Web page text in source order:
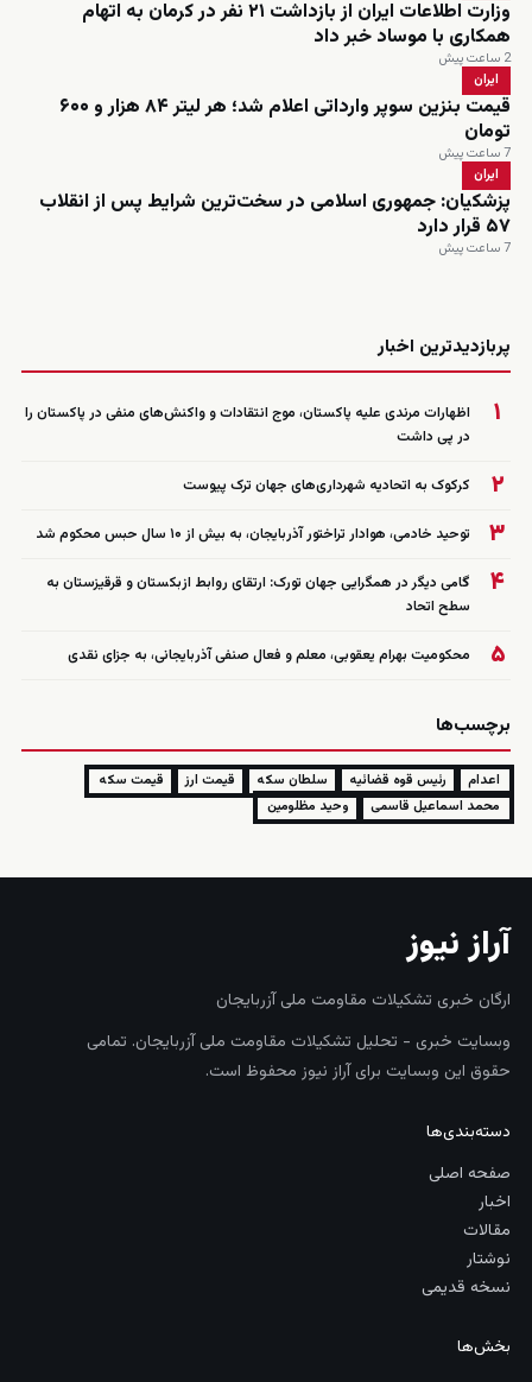
وزارت اطلاعات ایران از بازداشت ۲۱ نفر در کرمان به اتهام
همکاری با موساد خبر داد
2 ساعت پیش
ایران
قیمت بنزین سوپر وارداتی اعلام شد؛ هر لیتر ۸۴ هزار و ۶۰۰
تومان
7 ساعت پیش
ایران
پزشکیان: جمهوری اسلامی در سخت‌ترین شرایط پس از انقلاب
۵۷ قرار دارد
7 ساعت پیش
پربازدیدترین اخبار
۱
اظهارات مرندی علیه پاکستان، موج انتقادات و واکنش‌های منفی در پاکستان را
در پی داشت
۲ کرکوک به اتحادیه شهرداری‌های جهان ترک پیوست
۳ توحید خادمی، هوادار تراختور آذربایجان، به بیش از ۱۰ سال حبس محکوم شد
۴
گامی دیگر در همگرایی جهان تورک: ارتقای روابط ازبکستان و قرقیزستان به
سطح اتحاد
۵ محکومیت بهرام یعقوبی، معلم و فعال صنفی آذربایجانی، به جزای نقدی
برچسب‌ها
اعدام رئیس قوه قضائیه سلطان سکه قیمت ارز
قیمت سکه
محمد اسماعیل قاسمی
وحید مظلومین
آراز نیوز
ارگان خبری تشکیلات مقاومت ملی آزربایجان
وبسایت خبری - تحلیل تشکیلات مقاومت ملی آزربایجان. تمامی
حقوق این وبسایت برای آراز نیوز محفوظ است.
دسته‌بندی‌ها
صفحه اصلی
اخبار
مقالات
نوشتار
نسخه قدیمی
بخش‌ها